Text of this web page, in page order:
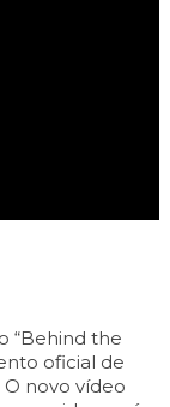
“Behind the
oficial de
novo vídeo